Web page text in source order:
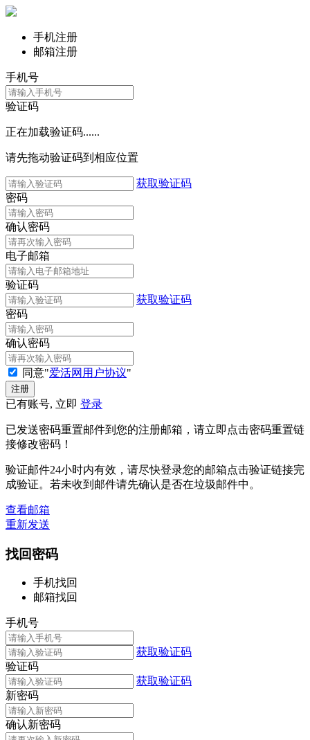
手机注册
邮箱注册
手机号
验证码
正在加载验证码......
请先拖动验证码到相应位置
获取验证码
密码
确认密码
电子邮箱
验证码
获取验证码
密码
确认密码
同意"爱活网用户协议"
已有账号, 立即 登录
已发送密码重置邮件到您的注册邮箱，请立即点击密码重置链
接修改密码！
验证邮件24小时内有效，请尽快登录您的邮箱点击验证链接完
成验证。若未收到邮件请先确认是否在垃圾邮件中。
查看邮箱
重新发送
找回密码
手机找回
邮箱找回
手机号
获取验证码
验证码
获取验证码
新密码
确认新密码